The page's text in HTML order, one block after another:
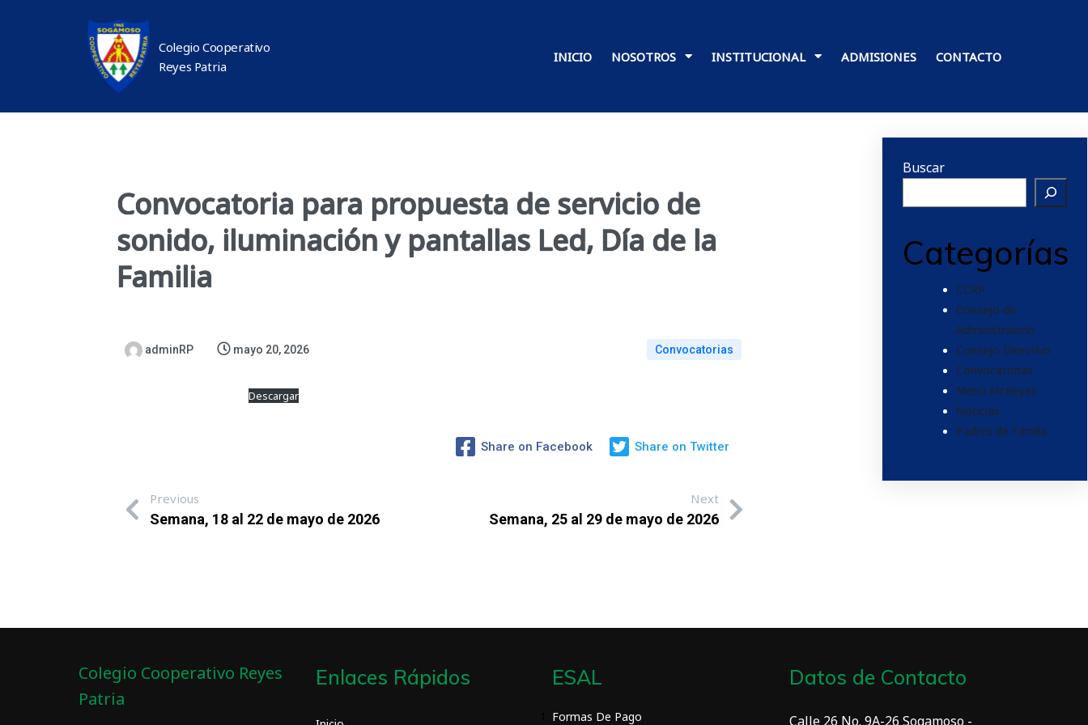
Colegio Cooperativo
Reyes Patria
INICIO NOSOTROS INSTITUCIONAL ADMISIONES CONTACTO
Convocatoria para propuesta de servicio de
sonido, iluminación y pantallas Led, Día de la
Familia
adminRP mayo 20, 2026 Convocatorias
Descargar
Share on Facebook Share on Twitter
Previous
Semana, 18 al 22 de mayo de 2026
Next
Semana, 25 al 29 de mayo de 2026
Buscar
Categorías
CCRP
Consejo de
Administración
Consejo Directivo
Convocatorias
Menú McReyes
Noticias
Padres de Famila
Colegio Cooperativo Reyes
Patria
Enlaces Rápidos ESAL
Formas De Pago
Datos de Contacto
Calle 26 No. 9A-26 Sogamoso -